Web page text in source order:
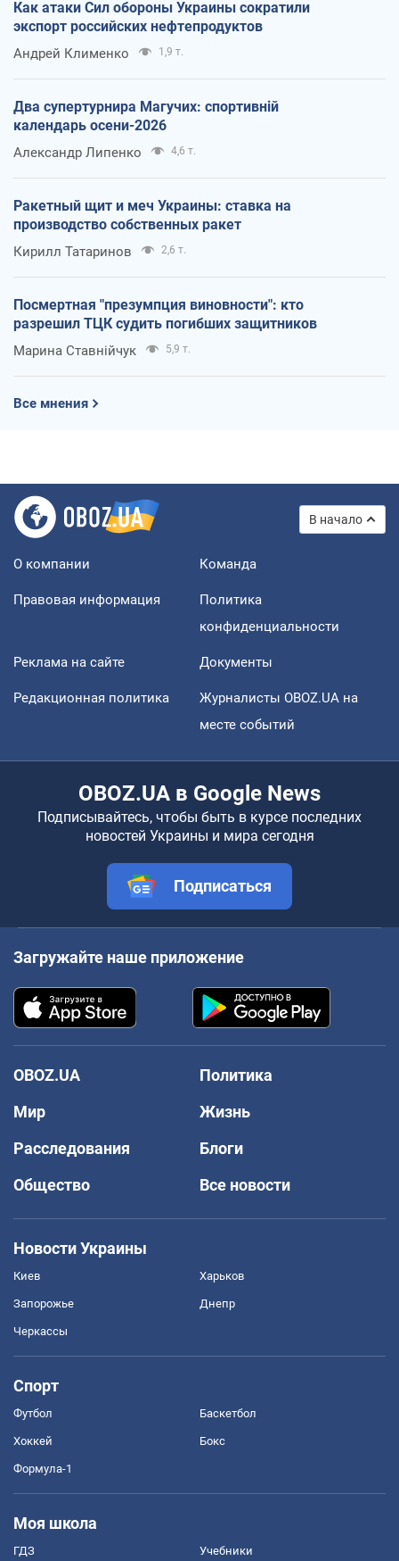
Как атаки Сил обороны Украины сократили
экспорт российских нефтепродуктов
Андрей Клименко 1,9 т.
Два супертурнира Магучих: спортивній
календарь осени-2026
Александр Липенко 4,6 т.
Ракетный щит и меч Украины: ставка на
производство собственных ракет
Кирилл Татаринов 2,6 т.
Посмертная "презумпция виновности": кто
разрешил ТЦК судить погибших защитников
Марина Ставнійчук 5,9 т.
Все мнения
В начало
О компании Команда
Правовая информация
Политика
конфиденциальности
Реклама на сайте Документы
Редакционная политика
Журналисты OBOZ.UA на
месте событий
OBOZ.UA в Google News
Подписывайтесь, чтобы быть в курсе последних
новостей Украины и мира сегодня
Подписаться
Загружайте наше приложение
OBOZ.UA
Политика
Мир
Жизнь
Расследования
Блоги
Общество
Все новости
Новости Украины
Киев Харьков
Запорожье Днепр
Черкассы
Спорт
Футбол Баскетбол
Хоккей Бокс
Формула-1
Моя школа
ГДЗ Учебники